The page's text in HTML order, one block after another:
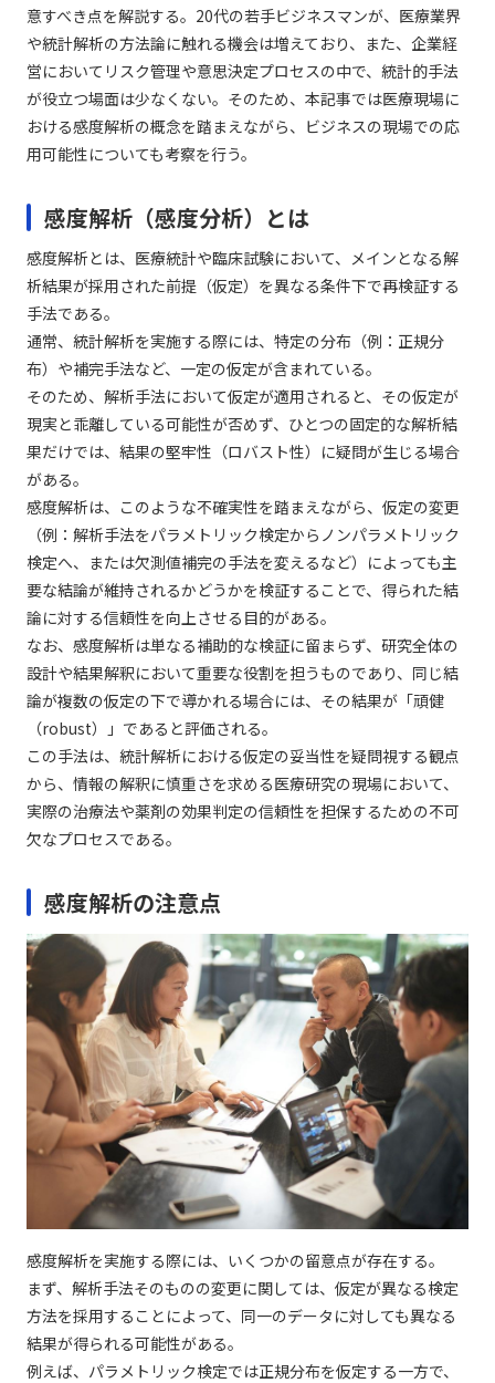
意すべき点を解説する。20代の若手ビジネスマンが、医療業界
や統計解析の方法論に触れる機会は増えており、また、企業経
営においてリスク管理や意思決定プロセスの中で、統計的手法
が役立つ場面は少なくない。そのため、本記事では医療現場に
おける感度解析の概念を踏まえながら、ビジネスの現場での応
用可能性についても考察を行う。
感度解析（感度分析）とは
感度解析とは、医療統計や臨床試験において、メインとなる解
析結果が採用された前提（仮定）を異なる条件下で再検証する
手法である。
通常、統計解析を実施する際には、特定の分布（例：正規分
布）や補完手法など、一定の仮定が含まれている。
そのため、解析手法において仮定が適用されると、その仮定が
現実と乖離している可能性が否めず、ひとつの固定的な解析結
果だけでは、結果の堅牢性（ロバスト性）に疑問が生じる場合
がある。
感度解析は、このような不確実性を踏まえながら、仮定の変更
（例：解析手法をパラメトリック検定からノンパラメトリック
検定へ、または欠測値補完の手法を変えるなど）によっても主
要な結論が維持されるかどうかを検証することで、得られた結
論に対する信頼性を向上させる目的がある。
なお、感度解析は単なる補助的な検証に留まらず、研究全体の
設計や結果解釈において重要な役割を担うものであり、同じ結
論が複数の仮定の下で導かれる場合には、その結果が「頑健
（robust）」であると評価される。
この手法は、統計解析における仮定の妥当性を疑問視する観点
から、情報の解釈に慎重さを求める医療研究の現場において、
実際の治療法や薬剤の効果判定の信頼性を担保するための不可
欠なプロセスである。
感度解析の注意点
感度解析を実施する際には、いくつかの留意点が存在する。
まず、解析手法そのものの変更に関しては、仮定が異なる検定
方法を採用することによって、同一のデータに対しても異なる
結果が得られる可能性がある。
例えば、パラメトリック検定では正規分布を仮定する一方で、